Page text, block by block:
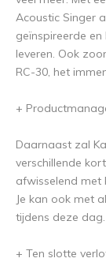
Acoustic Singer
geïnspireerde
leveren. Ook
RC-30, het
+
Daarnaast zal
verschillende
afwisselend met
Je kan ook met
tijdens deze dag.
+ Ten slotte